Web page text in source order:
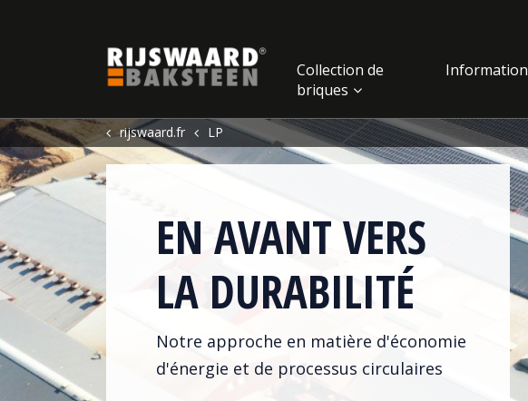
Collection de
briques
Information
rijswaard.fr LP
EN AVANT VERS
LA DURABILITÉ
Notre approche en matière d'économie
d'énergie et de processus circulaires